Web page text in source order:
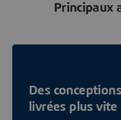
Principaux
Des
livrées plus vite